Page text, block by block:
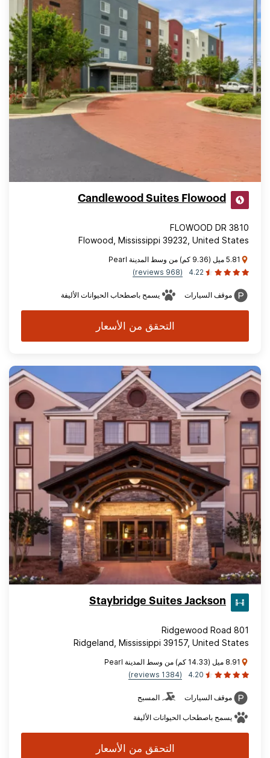
Candlewood Suites Flowood
3810 FLOWOOD DR
Flowood, Mississippi 39232, United States
5.81 ميل (9.36 كم) من وسط المدينة Pearl
4.22
(968 reviews)
موقف السيارات يسمح باصطحاب الحيوانات الأليفة
التحقق من الأسعار
Staybridge Suites Jackson
801 Ridgewood Road
Ridgeland, Mississippi 39157, United States
8.91 ميل (14.33 كم) من وسط المدينة Pearl
4.20
(1384 reviews)
موقف السيارات المسبح
يسمح باصطحاب الحيوانات الأليفة
التحقق من الأسعار